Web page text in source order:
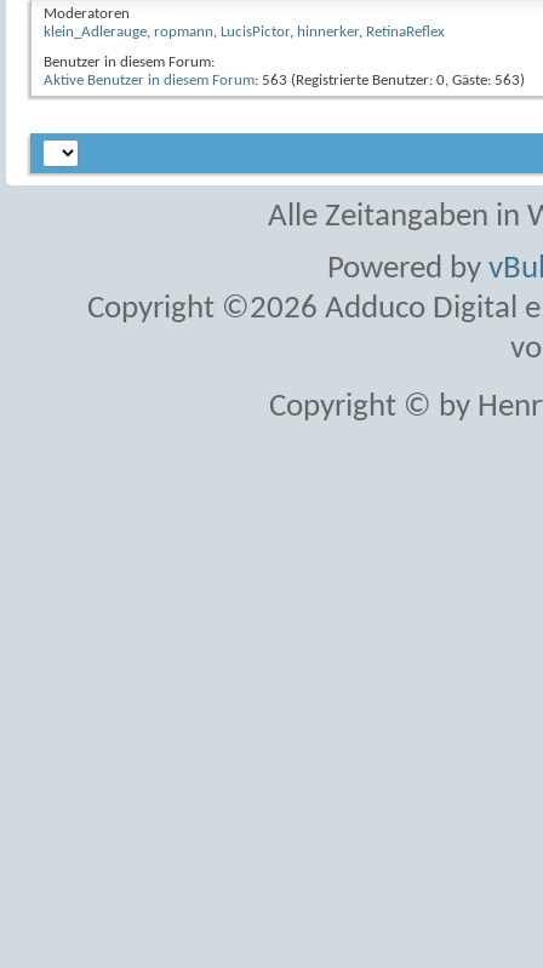
Moderatoren
klein_Adlerauge, ropmann, LucisPictor, hinnerker, RetinaReflex
Benutzer in diesem Forum:
Aktive Benutzer in diesem Forum: 563 (Registrierte Benutzer: 0, Gäste: 563)
Alle Zeitangaben in
Powered by
Copyright ©2026 Adduco Digital
Copyright © by